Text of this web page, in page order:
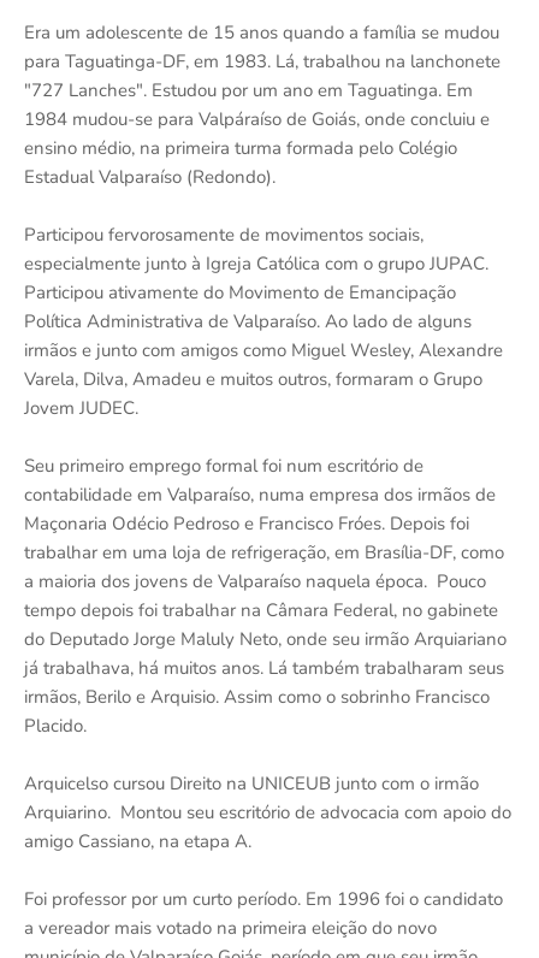
Era um adolescente de 15 anos quando a família se mudou
para Taguatinga-DF, em 1983. Lá, trabalhou na lanchonete
"727 Lanches". Estudou por um ano em Taguatinga. Em
1984 mudou-se para Valpáraíso de Goiás, onde concluiu e
ensino médio, na primeira turma formada pelo Colégio
Estadual Valparaíso (Redondo).
Participou fervorosamente de movimentos sociais,
especialmente junto à Igreja Católica com o grupo JUPAC.
Participou ativamente do Movimento de Emancipação
Política Administrativa de Valparaíso. Ao lado de alguns
irmãos e junto com amigos como Miguel Wesley, Alexandre
Varela, Dilva, Amadeu e muitos outros, formaram o Grupo
Jovem JUDEC.
Seu primeiro emprego formal foi num escritório de
contabilidade em Valparaíso, numa empresa dos irmãos de
Maçonaria Odécio Pedroso e Francisco Fróes. Depois foi
trabalhar em uma loja de refrigeração, em Brasília-DF, como
a maioria dos jovens de Valparaíso naquela época. Pouco
tempo depois foi trabalhar na Câmara Federal, no gabinete
do Deputado Jorge Maluly Neto, onde seu irmão Arquiariano
já trabalhava, há muitos anos. Lá também trabalharam seus
irmãos, Berilo e Arquisio. Assim como o sobrinho Francisco
Placido.
Arquicelso cursou Direito na UNICEUB junto com o irmão
Arquiarino. Montou seu escritório de advocacia com apoio do
amigo Cassiano, na etapa A.
Foi professor por um curto período. Em 1996 foi o candidato
a vereador mais votado na primeira eleição do novo